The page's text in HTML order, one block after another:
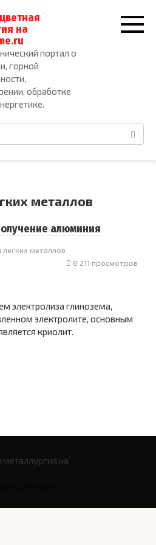
на
портал о
горной
обработке
металлов
алюминия
металлов
8 211 просмотров
электролиза глинозема,
электролите, основным
криолит.
на